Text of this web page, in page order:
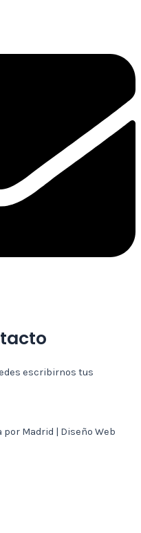
escribirnos tus
Madrid | Diseño Web